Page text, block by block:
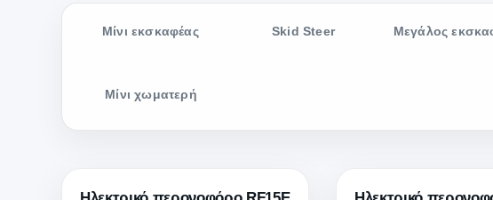
Μίνι εκσκαφέας Skid Steer Μεγάλος
Μίνι χωματερή